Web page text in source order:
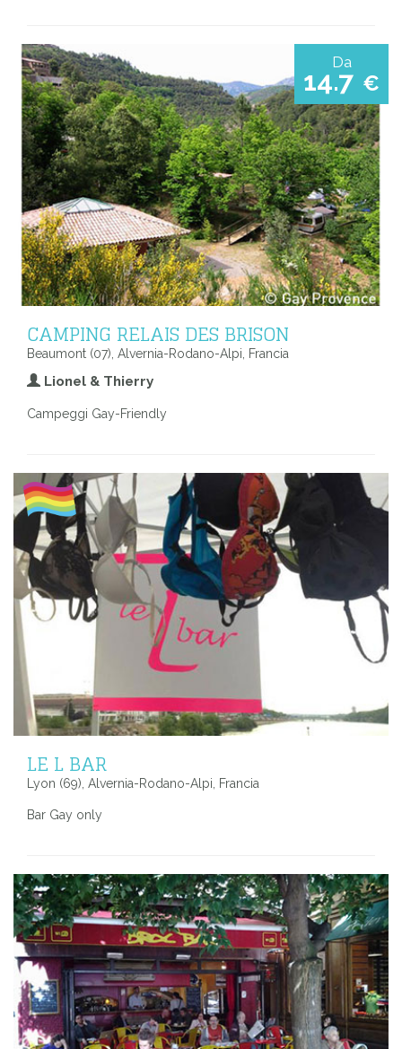
Da
14.7 €
CAMPING RELAIS DES BRISON
Beaumont (07), Alvernia-Rodano-Alpi, Francia
Lionel & Thierry
Campeggi Gay-Friendly
LE L BAR
Lyon (69), Alvernia-Rodano-Alpi, Francia
Bar Gay only